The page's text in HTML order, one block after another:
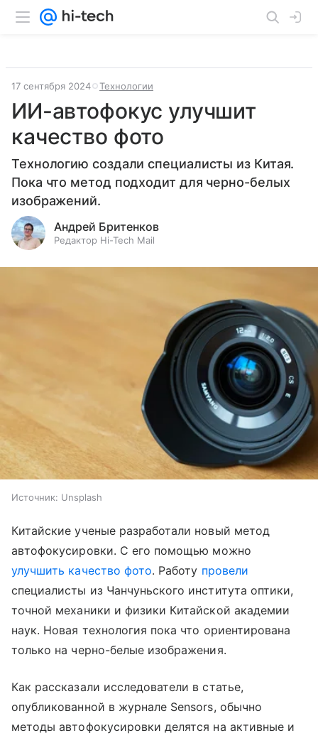
17 сентября 2024 Технологии
ИИ-автофокус улучшит
качество фото
Технологию создали специалисты из Китая.
Пока что метод подходит для черно-белых
изображений.
Андрей Бритенков
Редактор Hi-Tech Mail
Источник: Unsplash
Китайские ученые разработали новый метод
автофокусировки. С его помощью можно
улучшить качество фото. Работу провели
специалисты из Чанчуньского института оптики,
точной механики и физики Китайской академии
наук. Новая технология пока что ориентирована
только на черно-белые изображения.
Как рассказали исследователи в статье,
опубликованной в журнале Sensors, обычно
методы автофокусировки делятся на активные и